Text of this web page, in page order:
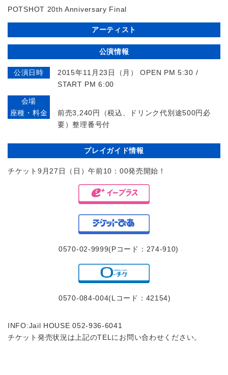
POTSHOT 20th Anniversary Final
アーティスト
公演情報
公演日時
2015年11月23日（月） OPEN PM 5:30 /
START PM 6:00
会場
座種・料金
前売3,240円（税込、ドリンク代別途500円必
要）整理番号付
プレイガイド情報
チケット9月27日（日）午前10：00発売開始！
0570-02-9999(Pコード：274-910)
0570-084-004(Lコード：42154)
INFO:Jail HOUSE 052-936-6041
チケット発売状況は上記のTELにお問い合わせください。